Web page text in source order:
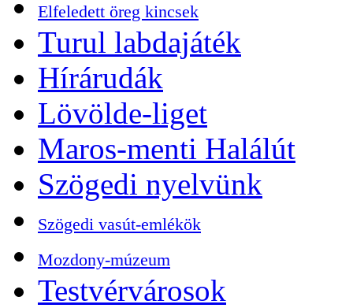
Elfeledett öreg kincsek
Turul labdajáték
Hírárudák
Lövölde-liget
Maros-menti Halálút
Szögedi nyelvünk
Szögedi vasút-emlékök
Mozdony-múzeum
Testvérvárosok